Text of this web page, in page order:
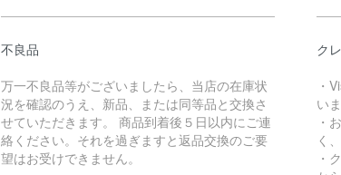
不良品
万一不良品等がございましたら、当店の在庫状
況を確認のうえ、新品、または同等品と交換さ
せていただきます。 商品到着後５日以内にご連
絡ください。それを過ぎますと返品交換のご要
望はお受けできません。
ク
・
い
・
く
・